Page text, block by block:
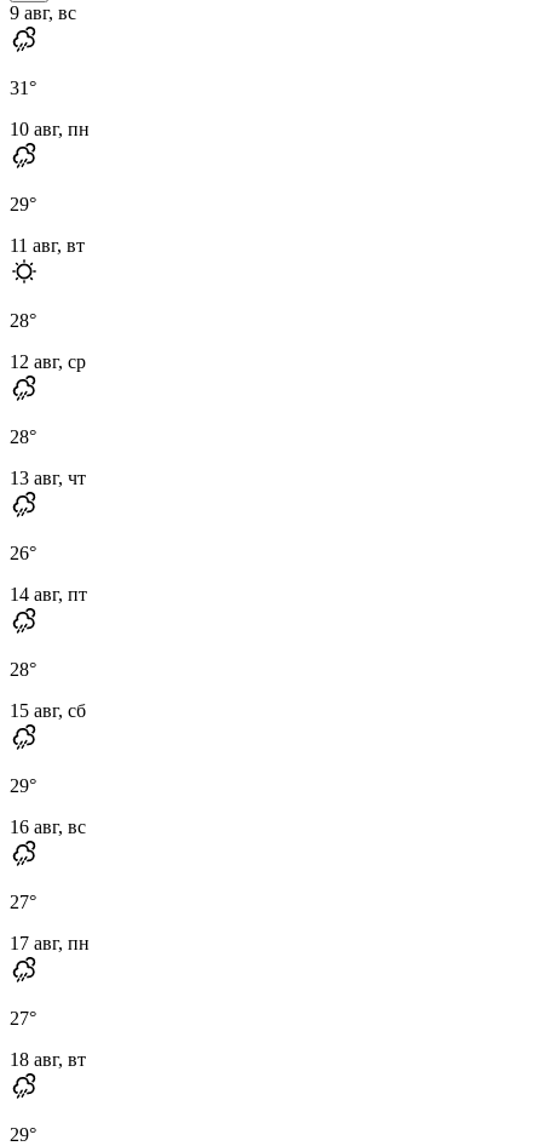
9 авг, вс
31°
10 авг, пн
29°
11 авг, вт
28°
12 авг, ср
28°
13 авг, чт
26°
14 авг, пт
28°
15 авг, сб
29°
16 авг, вс
27°
17 авг, пн
27°
18 авг, вт
29°